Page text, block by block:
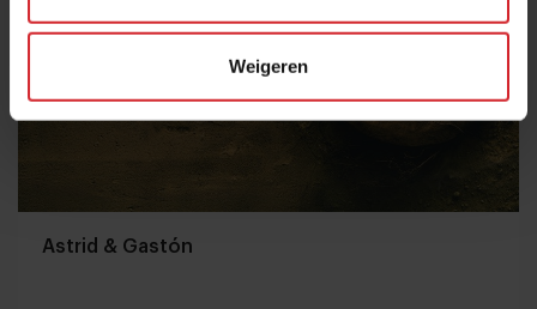
Weigeren
Astrid & Gastón